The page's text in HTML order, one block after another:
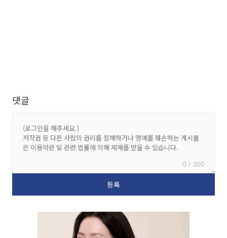
댓글
0 / 300